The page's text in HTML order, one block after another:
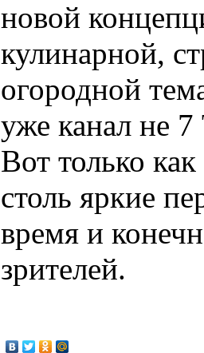
новой
кулинарной,
огородной
уже канал не
Вот только как
столь яркие
время и
зрителей.